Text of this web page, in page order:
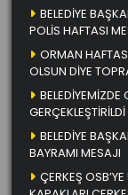
BELEDİYE
POLİS HAFTASI
ORMAN
OLSUN DİYE
BELEDİYEMİZDE
GERÇEKLEŞTİRİLDİ
BELEDİYE
BAYRAMI MESAJI
ÇERKEŞ